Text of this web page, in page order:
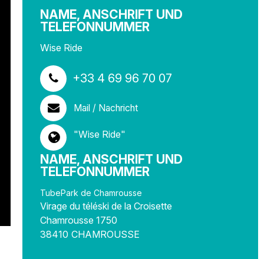
NAME, ANSCHRIFT UND
TELEFONNUMMER
Wise Ride
+33 4 69 96 70 07
Mail / Nachricht
"Wise Ride"
NAME, ANSCHRIFT UND
TELEFONNUMMER
TubePark de Chamrousse
Virage du téléski de la Croisette
Chamrousse 1750
38410 CHAMROUSSE